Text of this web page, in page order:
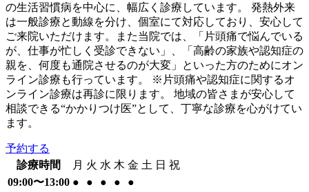
の生活習慣病を中心に、幅広く診療しています。 発熱外来
は一般診療と動線を分け、個室にて対応しており、安心して
ご来院いただけます。また当院では、「片頭痛で悩んでいる
が、仕事が忙しく受診できない」、「高齢の家族や認知症の
親を、何度も通院させるのが大変」といった方のためにオン
ライン診療も行っています。 ※片頭痛や認知症に関するオ
ンライン診療は再診に限ります。 地域の皆さまが安心して
相談できる“かかりつけ医”として、丁寧な診療を心がけてい
ます。
予約する
診療時間
月 火 水 木 金 土 日 祝
09:00〜13:00 ● ● ● ●
●